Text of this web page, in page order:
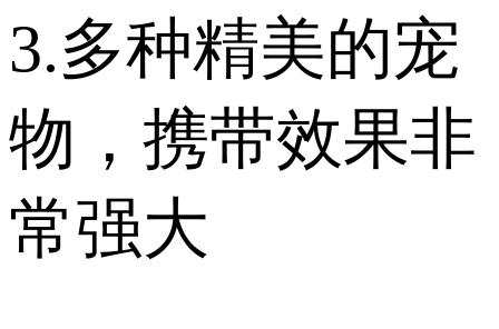
3.多种精美的宠
物，携带效果非
常强大